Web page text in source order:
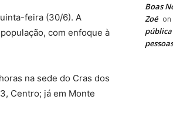
feira (30/6). A
com enfoque à
na sede do Cras dos
Centro; já em Monte
Boas
Zoé on